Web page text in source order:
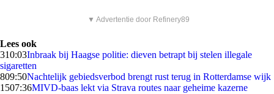
▼ Advertentie door Refinery89
Lees ook
310:03Inbraak bij Haagse politie: dieven betrapt bij stelen illegale
sigaretten
809:50Nachtelijk gebiedsverbod brengt rust terug in Rotterdamse wijk
1507:36MIVD-baas lekt via Strava routes naar geheime kazerne